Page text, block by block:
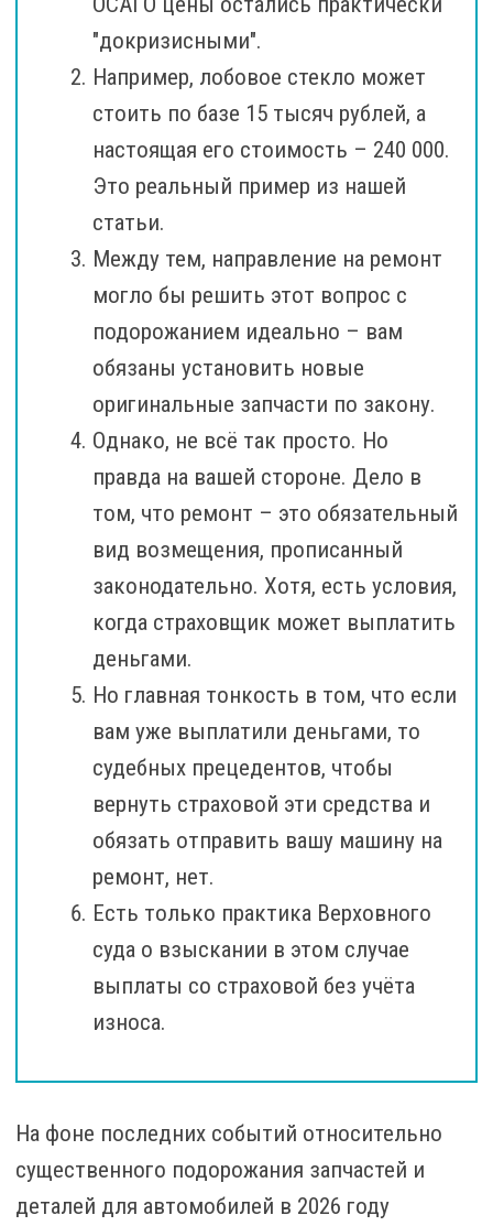
"докризисными".
Например, лобовое стекло может
стоить по базе 15 тысяч рублей, а
настоящая его стоимость – 240 000.
Это реальный пример из нашей
статьи.
Между тем, направление на ремонт
могло бы решить этот вопрос с
подорожанием идеально – вам
обязаны установить новые
оригинальные запчасти по закону.
Однако, не всё так просто. Но
правда на вашей стороне. Дело в
том, что ремонт – это обязательный
вид возмещения, прописанный
законодательно. Хотя, есть условия,
когда страховщик может выплатить
деньгами.
Но главная тонкость в том, что если
вам уже выплатили деньгами, то
судебных прецедентов, чтобы
вернуть страховой эти средства и
обязать отправить вашу машину на
ремонт, нет.
Есть только практика Верховного
суда о взыскании в этом случае
выплаты со страховой без учёта
износа.
На фоне последних событий относительно
существенного подорожания запчастей и
деталей для автомобилей в 2026 году